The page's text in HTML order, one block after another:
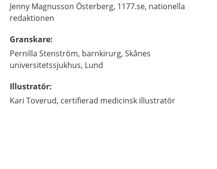
Jenny Magnusson Österberg, 1177.se, nationella
redaktionen
Granskare:
Pernilla Stenström, barnkirurg, Skånes
universitetssjukhus, Lund
Illustratör:
Kari Toverud, certifierad medicinsk illustratör